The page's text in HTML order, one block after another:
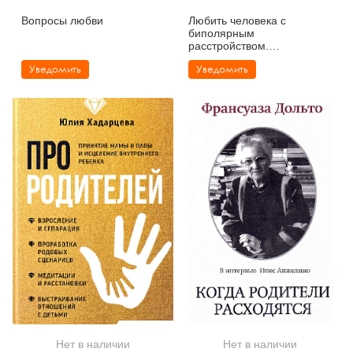
Вопросы любви
Уведомить
Любить человека с
биполярным
расстройством.
Практические советы для
помощи близкому
Уведомить
Нет в наличии
Нет в наличии